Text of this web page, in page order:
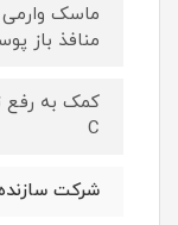
ماسک وارمی
منافذ باز
کمک به رفع
C
شرکت